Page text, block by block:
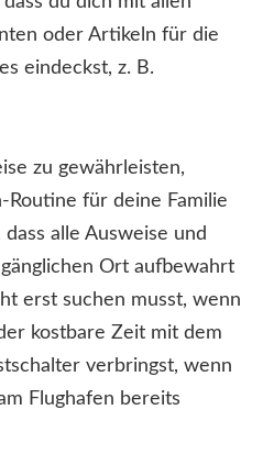
oder Artikeln für die
eindeckst, z. B.
zu gewährleisten,
für deine Familie
alle Ausweise und
Ort aufbewahrt
erst suchen musst, wenn
kostbare Zeit mit dem
verbringst, wenn
Flughafen bereits